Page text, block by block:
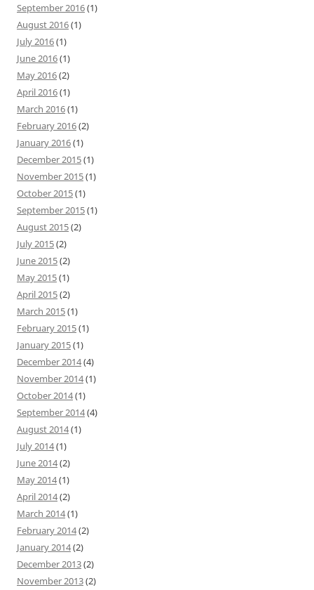
September 2016(1)
August 2016(1)
July 2016(1)
June 2016(1)
May 2016(2)
April 2016(1)
March 2016(1)
February 2016(2)
January 2016(1)
December 2015(1)
November 2015(1)
October 2015(1)
September 2015(1)
August 2015(2)
July 2015(2)
June 2015(2)
May 2015(1)
April 2015(2)
March 2015(1)
February 2015(1)
January 2015(1)
December 2014(4)
November 2014(1)
October 2014(1)
September 2014(4)
August 2014(1)
July 2014(1)
June 2014(2)
May 2014(1)
April 2014(2)
March 2014(1)
February 2014(2)
January 2014(2)
December 2013(2)
November 2013(2)